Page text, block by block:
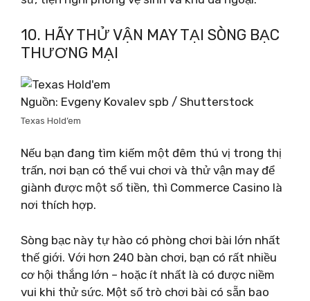
10. HÃY THỬ VẬN ​​MAY TẠI SÒNG BẠC
THƯƠNG MẠI
Nguồn: Evgeny Kovalev spb ​​/ Shutterstock
Texas Hold’em
Nếu bạn đang tìm kiếm một đêm thú vị trong thị
trấn, nơi bạn có thể vui chơi và thử vận ​​may để
giành được một số tiền, thì Commerce Casino là
nơi thích hợp.
Sòng bạc này tự hào có phòng chơi bài lớn nhất
thế giới. Với hơn 240 bàn chơi, bạn có rất nhiều
cơ hội thắng lớn – hoặc ít nhất là có được niềm
vui khi thử sức. Một số trò chơi bài có sẵn bao